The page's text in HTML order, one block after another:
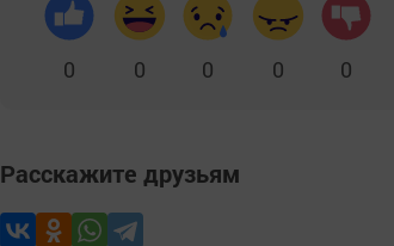
0 0 0 0 0
Расскажите друзьям